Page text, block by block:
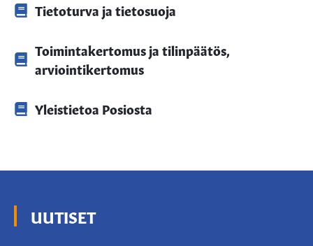
Tietoturva ja tietosuoja
Toimintakertomus ja tilinpäätös,
arviointikertomus
Yleistietoa Posiosta
UUTISET